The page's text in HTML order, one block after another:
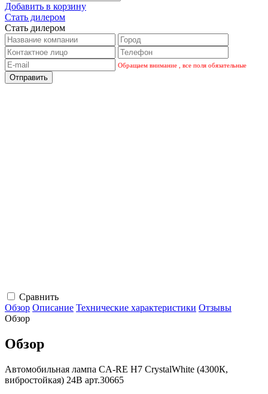
Добавить в корзину
Стать дилером
Стать дилером
Обращаем внимание , все поля обязательные
Сравнить
Обзор Описание Технические характеристики Отзывы
Обзор
Обзор
Автомобильная лампа CA-RE H7 CrystalWhite (4300К,
вибростойкая) 24В арт.30665